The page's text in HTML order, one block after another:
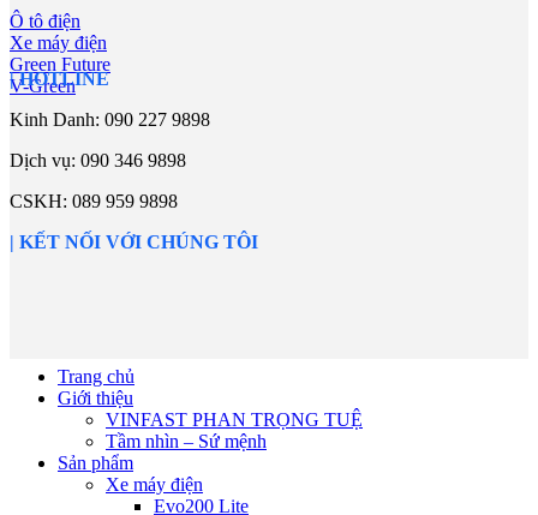
Ô tô điện
Xe máy điện
Green Future
V-Green
| HOTLINE
Kinh Danh: 090 227 9898
Dịch vụ: 090 346 9898
CSKH: 089 959 9898
| KẾT NỐI VỚI CHÚNG TÔI
Trang chủ
Giới thiệu
VINFAST PHAN TRỌNG TUỆ
Tầm nhìn – Sứ mệnh
Sản phẩm
Xe máy điện
Evo200 Lite